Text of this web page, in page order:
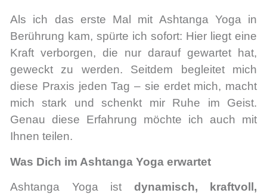
Als ich das erste Mal mit Ashtanga Yoga in
Berührung kam, spürte ich sofort: Hier liegt eine
Kraft verborgen, die nur darauf gewartet hat,
geweckt zu werden. Seitdem begleitet mich
diese Praxis jeden Tag – sie erdet mich, macht
mich stark und schenkt mir Ruhe im Geist.
Genau diese Erfahrung möchte ich auch mit
Ihnen teilen.
Was Dich im Ashtanga Yoga erwartet
Ashtanga Yoga ist dynamisch, kraftvoll,